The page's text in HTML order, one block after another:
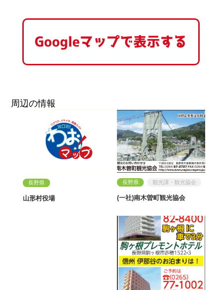
Googleマップで表示する
周辺の情報
長野県
山形村役場
長野県 観光課・観光協会
(一社)南木曽町観光協会